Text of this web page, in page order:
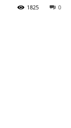
0
1825